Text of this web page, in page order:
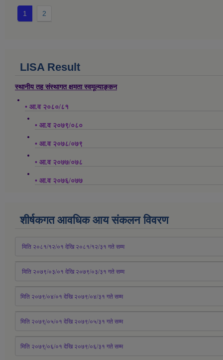
1 2
LISA Result
स्थानीय तह संस्थागत क्षमता स्वमूल्याङ्कन
• आ.व २०८०/८१
• आ.व २०७९/०८०
• आ.व २०७८/०७९
• आ.व २०७७/०७८
• आ.व २०७६/०७७
शीर्षकगत आवधिक आय संकलन विवरण
मिति २०८१/१२/०१ देखि २०८१/१२/३१ गते सम्म
मिति २०७९/०३/०१ देखि २०७९/०३/३१ गते सम्म
मिति २०७९/०४/०१ देखि २०७९/०४/३१ गते सम्म
मिति २०७९्/०५/०१ देखि २०७९/०५/३१ गते सम्म
मिति २०७९्/०६/०१ देखि २०७९/०६/३१ गते सम्म